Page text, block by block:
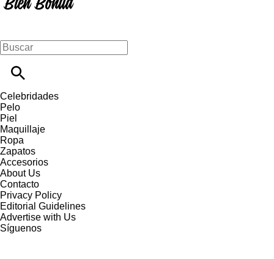
Celebridades
Pelo
Piel
Maquillaje
Ropa
Zapatos
Accesorios
About Us
Contacto
Privacy Policy
Editorial Guidelines
Advertise with Us
Síguenos